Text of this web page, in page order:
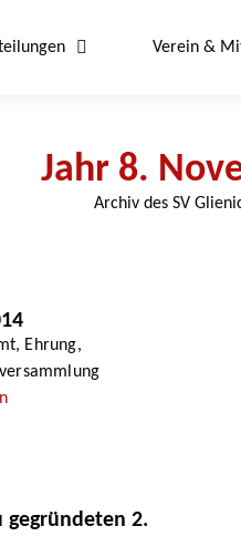
Verein &
Jahr 8.
Archiv des SV
, Ehrung,
gegründeten 2.